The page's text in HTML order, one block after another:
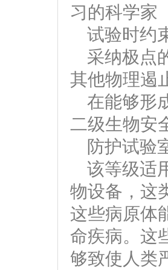
习的科学家
试验时约
采纳极点
其他物理遏
在能够形
二级生物安
防护试验
该等级适
物设备，这
这些病原体
命疾病。这
够致使人类